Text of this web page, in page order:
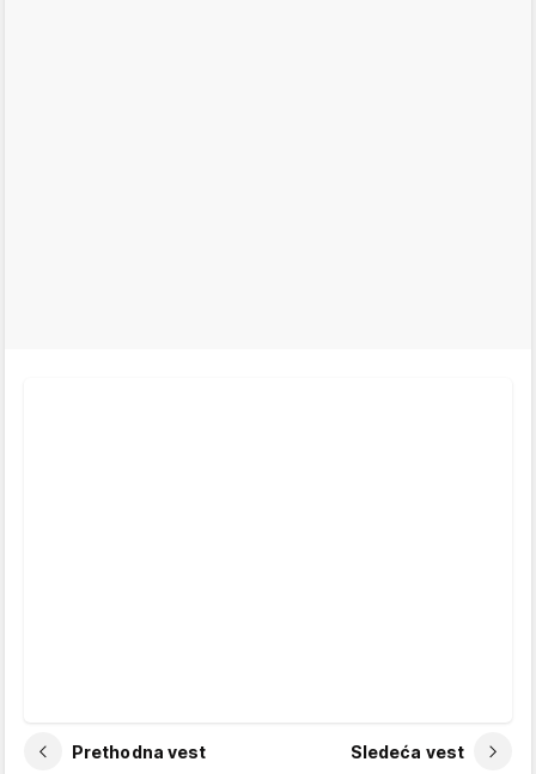
Prethodna vest Sledeća vest